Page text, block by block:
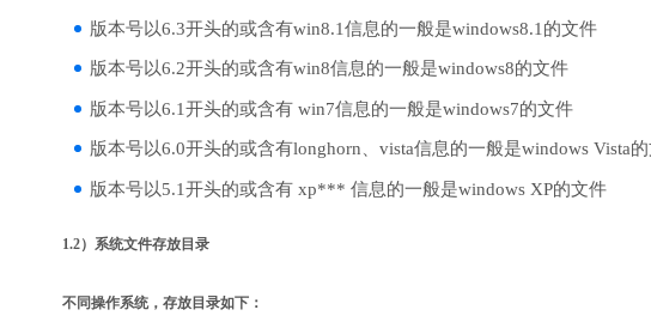
版本号以6.3开头的或含有win8.1信息的一般是windows8.1的文件
版本号以6.2开头的或含有win8信息的一般是windows8的文件
版本号以6.1开头的或含有 win7信息的一般是windows7的文件
版本号以6.0开头的或含有longhorn、vista信息的一般是windows Vista
版本号以5.1开头的或含有 xp*** 信息的一般是windows XP的文件
1.2）系统文件存放目录
不同操作系统，存放目录如下：